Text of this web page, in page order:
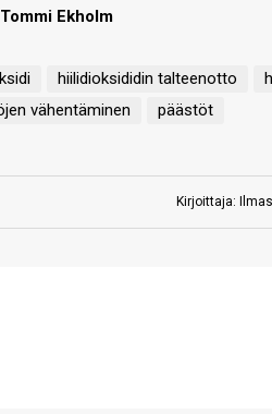
Ekholm
hiilidioksididin talteenotto
vähentäminen
päästöt
Kirjoittaja: